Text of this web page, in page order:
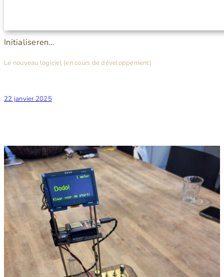
Initialiseren…
Le nouveau logiciel (en cours de développement)
22 janvier 2025